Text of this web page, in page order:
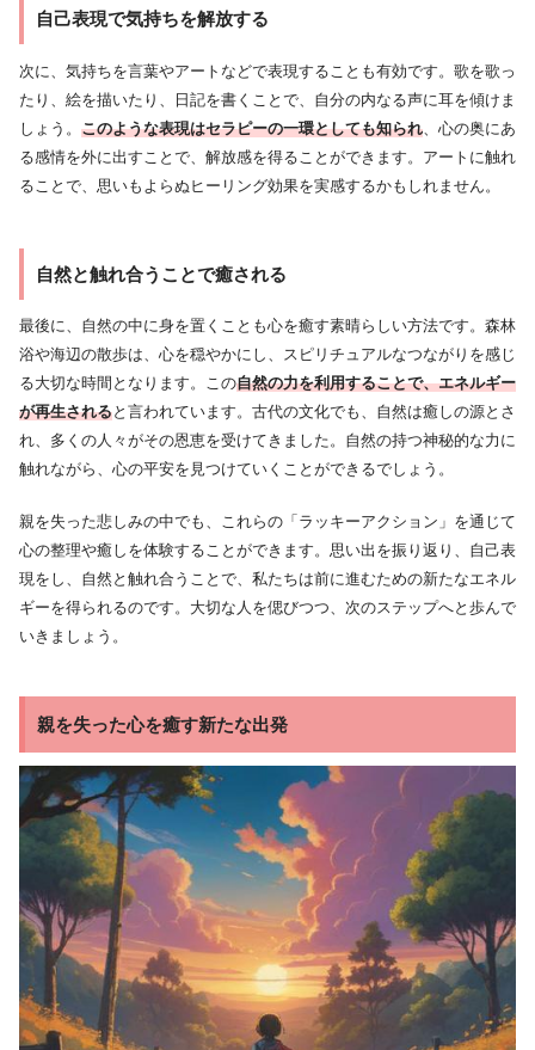
自己表現で気持ちを解放する
次に、気持ちを言葉やアートなどで表現することも有効です。歌を歌っ
たり、絵を描いたり、日記を書くことで、自分の内なる声に耳を傾けま
しょう。 このような表現はセラピーの一環としても知られ 、心の奥にあ
る感情を外に出すことで、解放感を得ることができます。アートに触れ
ることで、思いもよらぬヒーリング効果を実感するかもしれません。
自然と触れ合うことで癒される
最後に、自然の中に身を置くことも心を癒す素晴らしい方法です。森林
浴や海辺の散歩は、心を穏やかにし、スピリチュアルなつながりを感じ
る大切な時間となります。この自然の力を利用することで、エネルギー
が再生されると言われています。古代の文化でも、自然は癒しの源とさ
れ、多くの人々がその恩恵を受けてきました。自然の持つ神秘的な力に
触れながら、心の平安を見つけていくことができるでしょう。
親を失った悲しみの中でも、これらの「ラッキーアクション」を通じて
心の整理や癒しを体験することができます。思い出を振り返り、自己表
現をし、自然と触れ合うことで、私たちは前に進むための新たなエネル
ギーを得られるのです。大切な人を偲びつつ、次のステップへと歩んで
いきましょう。
親を失った心を癒す新たな出発